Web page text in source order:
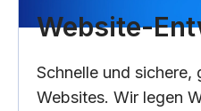
Website-
Schnelle und
Websites. Wir legen